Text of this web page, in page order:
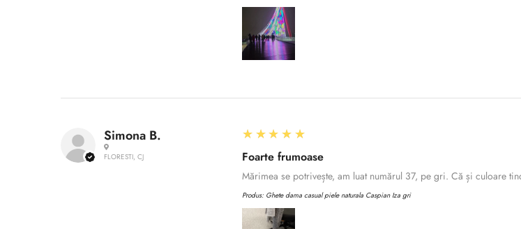
Simona B.
FLORESTI, CJ
5
★★★★★
Foarte frumoase
Mărimea se potrivește, am luat numărul 37, pe gri. Că și culoare
Produs: Ghete dama casual piele naturala Caspian Iza gri